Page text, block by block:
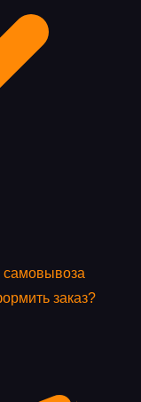
самовывоза
заказ?